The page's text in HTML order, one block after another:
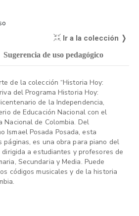
Ir a la colección ❭
Sugerencia de uso pedagógico
de la colección “Historia Hoy:
del Programa Historia Hoy:
de la Independencia,
de Educación Nacional con el
Nacional de Colombia. Del
Ismael Posada Posada, esta
es una obra para piano del
a estudiantes y profesores de
Secundaria y Media. Puede
códigos musicales y de la historia